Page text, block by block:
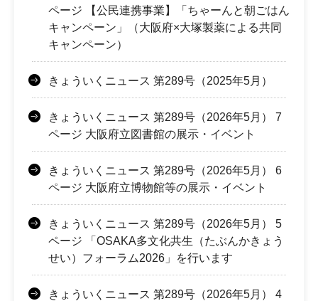
ページ 【公民連携事業】「ちゃーんと朝ごはん
キャンペーン」（大阪府×大塚製薬による共同
キャンペーン）
きょういくニュース 第289号（2025年5月）
きょういくニュース 第289号（2026年5月） 7
ページ 大阪府立図書館の展示・イベント
きょういくニュース 第289号（2026年5月） 6
ページ 大阪府立博物館等の展示・イベント
きょういくニュース 第289号（2026年5月） 5
ページ 「OSAKA多文化共生（たぶんかきょう
せい）フォーラム2026」を行います
きょういくニュース 第289号（2026年5月） 4